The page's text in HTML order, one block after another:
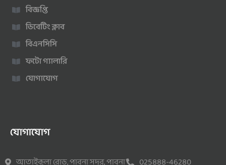
বিজ্ঞপ্তি
ডিবেটিং ক্লাব
বিএনসিসি
ফটো গ্যালারি
যোগাযোগ
যোগাযোগ
আতাইকুলা রোড, পাবনা সদর, পাবনা 025888-46280